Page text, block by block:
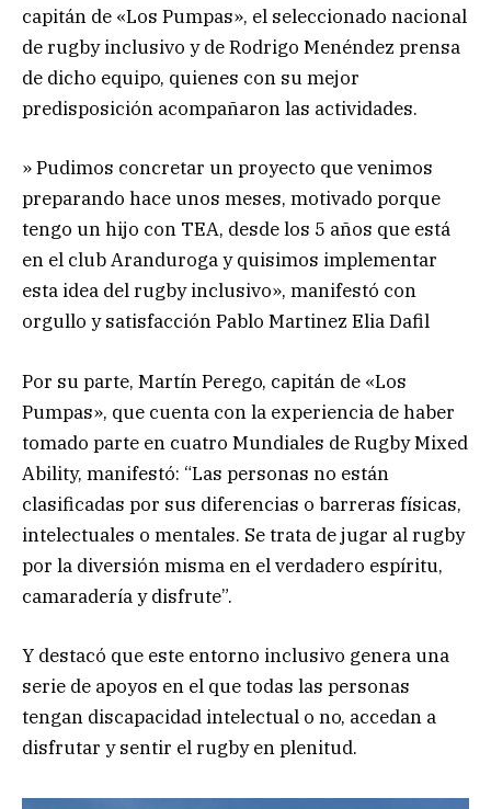
capitán de «Los Pumpas», el seleccionado nacional
de rugby inclusivo y de Rodrigo Menéndez prensa
de dicho equipo, quienes con su mejor
predisposición acompañaron las actividades.
» Pudimos concretar un proyecto que venimos
preparando hace unos meses, motivado porque
tengo un hijo con TEA, desde los 5 años que está
en el club Aranduroga y quisimos implementar
esta idea del rugby inclusivo», manifestó con
orgullo y satisfacción Pablo Martinez Elia Dafil
Por su parte, Martín Perego, capitán de «Los
Pumpas», que cuenta con la experiencia de haber
tomado parte en cuatro Mundiales de Rugby Mixed
Ability, manifestó: “Las personas no están
clasificadas por sus diferencias o barreras físicas,
intelectuales o mentales. Se trata de jugar al rugby
por la diversión misma en el verdadero espíritu,
camaradería y disfrute”.
Y destacó que este entorno inclusivo genera una
serie de apoyos en el que todas las personas
tengan discapacidad intelectual o no, accedan a
disfrutar y sentir el rugby en plenitud.